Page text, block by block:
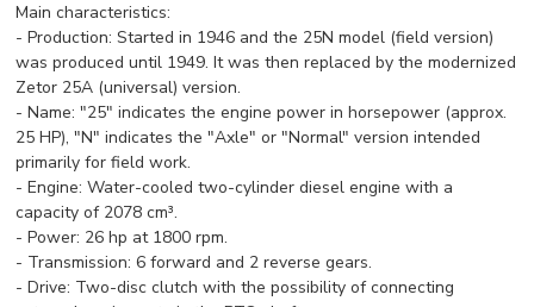
Main characteristics:
- Production: Started in 1946 and the 25N model (field version)
was produced until 1949. It was then replaced by the modernized
Zetor 25A (universal) version.
- Name: "25" indicates the engine power in horsepower (approx.
25 HP), "N" indicates the "Axle" or "Normal" version intended
primarily for field work.
- Engine: Water-cooled two-cylinder diesel engine with a
capacity of 2078 cm³.
- Power: 26 hp at 1800 rpm.
- Transmission: 6 forward and 2 reverse gears.
- Drive: Two-disc clutch with the possibility of connecting